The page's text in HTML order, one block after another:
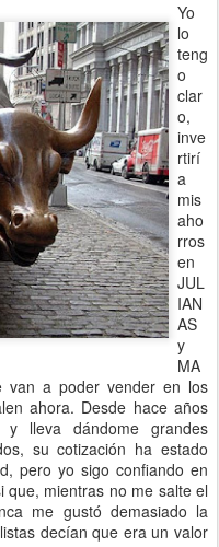
Yo
lo
teng
o
clar
o,
inve
rtirí
a
mis
aho
rros
en
JUL
IAN
AS
y
MA
van a poder vender en los
ahora. Desde hace años
y lleva dándome grandes
su cotización ha estado
pero yo sigo confiando en
mientras no me salte el
me gustó demasiado la
decían que era un valor